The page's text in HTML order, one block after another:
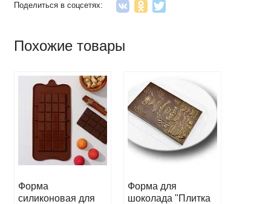
Поделиться в соцсетях:
Похожие товары
Форма
силиконовая для
Форма для
шоколада "Плитка